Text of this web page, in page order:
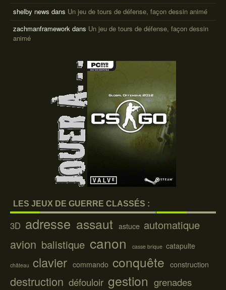
shelby news dans Un jeu de tours de défense, façon dessin animé
zachmanframework dans Un jeu de tours de défense, façon dessin
animé
LES JEUX DE GUERRE CLASSÉS :
3D adresse assaut astuce automatique
avion balistique canon casse brique catapulte
château clavier commando conquête construction
destruction défouloir gestion grenades